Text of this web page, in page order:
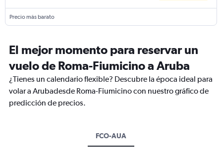
Precio más barato
El mejor momento para reservar un
vuelo de Roma-Fiumicino a Aruba
¿Tienes un calendario flexible? Descubre la época ideal para
volar a Arubadesde Roma-Fiumicino con nuestro gráfico de
predicción de precios.
FCO-AUA